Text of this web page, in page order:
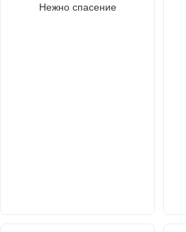
Нежно спасение